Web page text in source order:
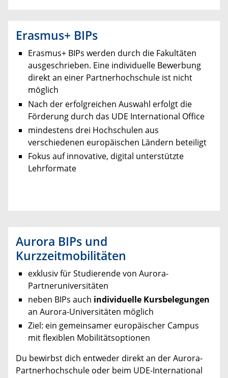
Erasmus+ BIPs
Erasmus+ BIPs werden durch die Fakultäten
ausgeschrieben. Eine individuelle Bewerbung
direkt an einer Partnerhochschule ist nicht
möglich
Nach der erfolgreichen Auswahl erfolgt die
Förderung durch das UDE International Office
mindestens drei Hochschulen aus
verschiedenen europäischen Ländern beteiligt
Fokus auf innovative, digital unterstützte
Lehrformate
Aurora BIPs und
Kurzzeitmobilitäten
exklusiv für Studierende von Aurora-
Partneruniversitäten
neben BIPs auch individuelle Kursbelegungen
an Aurora-Universitäten möglich
Ziel: ein gemeinsamer europäischer Campus
mit flexiblen Mobilitätsoptionen
Du bewirbst dich entweder direkt an der Aurora-
Partnerhochschule oder beim UDE-International